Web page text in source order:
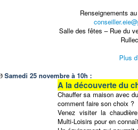
Renseignements
Salle des fêtes – Rue du
Plus
Samedi 25 novembre à 10h :
A la découverte du
Chauffer sa maison avec
comment faire son choix ?
Venez visiter la
Multi-Loisirs pour en